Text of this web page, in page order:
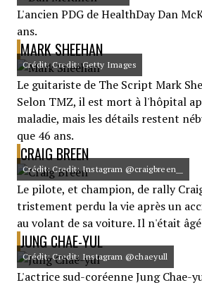
L'ancien PDG de HealthDay Dan
ans.
MARK SHEEHAN
Crédit: Credit: Getty Images
Le guitariste de The Script Mark
Selon TMZ, il est mort à l'hôpital
maladie, mais les détails restent
que 46 ans.
CRAIG BREEN
Crédit: Credit: Instagram @craigbreen__
Le pilote, et champion, de rally
tristement perdu la vie après un
au volant de sa voiture. Il n'était âgé
JUNG CHAE-YUL
Crédit: Credit: Instagram @chaeyull
L'actrice sud-coréenne Jung Chae-